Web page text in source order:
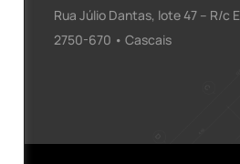
Rua Júlio Dantas, lote 47 – R/c
2750-670 • Cascais